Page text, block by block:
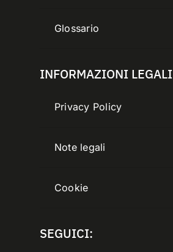
Glossario
INFORMAZIONI LEGALI
Privacy Policy
Note legali
Cookie
SEGUICI: